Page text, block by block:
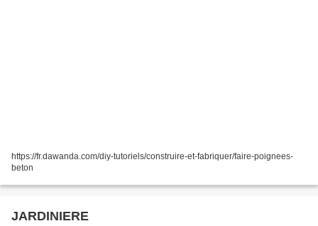
https://fr.dawanda.com/diy-tutoriels/construire-et-fabriquer/faire-poignees-
beton
JARDINIERE